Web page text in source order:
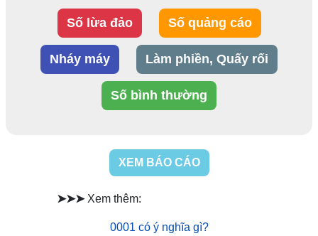
Số lừa đảo Số quảng cáo
Nháy máy Làm phiền, Quấy rối
Số bình thường
XEM BÁO CÁO
➤➤➤ Xem thêm:
0001 có ý nghĩa gì?